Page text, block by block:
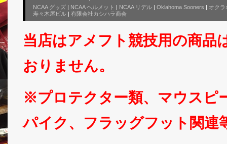
NCAA グッズ | NCAA ヘルメット | NCAA リデル | Oklahoma Sooners | オクラ
寿々木屋ビル | 有限会社カシハラ商会
当店はアメフト競技用の商品
おりません。
※プロテクター類、マウスピ
パイク、フラッグフット関連